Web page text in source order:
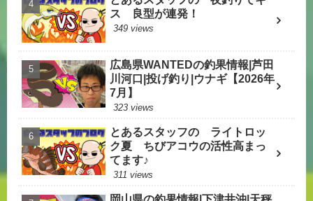
ス 良型が連発！
349 views
広島県WANTEDの釣果情報|芦田
川河口|投げ釣り|ウナギ【2026年
7月】
323 views
とあるスタッフの ライトロッ
ク夏 ちびアコウの活性高まっ
てます♪
311 views